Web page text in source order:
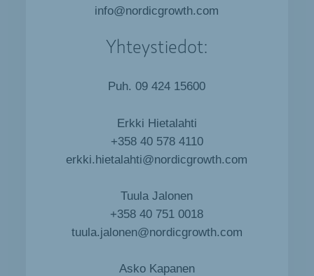
info@nordicgrowth.com
Yhteystiedot:
Puh. 09 424 15600
Erkki Hietalahti
+358 40 578 4110
erkki.hietalahti@nordicgrowth.com
Tuula Jalonen
+358 40 751 0018
tuula.jalonen@nordicgrowth.com
Asko Kapanen